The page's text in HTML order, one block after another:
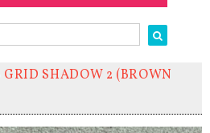
GRID SHADOW 2 (BROWN